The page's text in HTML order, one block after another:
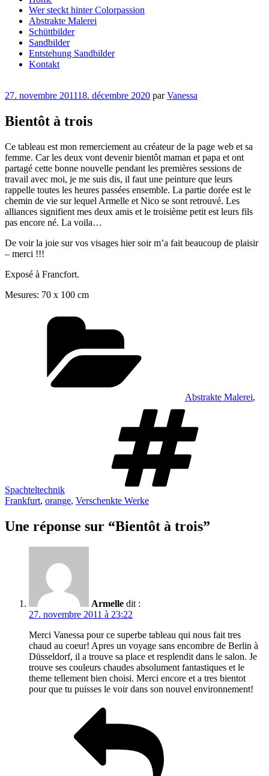
Wer steckt hinter Colorpassion
Abstrakte Malerei
Schüttbilder
Sandbilder
Entstehung Sandbilder
Kontakt
Publié
27. novembre 201118. décembre 2020 parVanessa
Bientôt à trois
Ce tableau est mon remerciement au créateur de la page web et sa
femme. Car les deux vont devenir bientôt maman et papa et ont
partagé cette bonne nouvelle pendant les premières sessions de
travail avec moi, je me suis dis, il faut une peinture que leurs
rappelle toutes les heures passées ensemble. La partie dorée est le
chemin de vie sur lequel Armelle et Nico se sont retrouvé. Les
alliances signifient mes deux amis et le troisième petit est leurs fils
pas encore né. La voila…
De voir la joie sur vos visages hier soir m’a fait beaucoup de plaisir
– merci !!!
Exposé à Francfort.
Mesures: 70 x 100 cm
Abstrakte Malerei,
Spachteltechnik
Frankfurt, orange, Verschenkte Werke
Une réponse sur “Bientôt à trois”
Armelle dit :
27. novembre 2011 à 23:22
Merci Vanessa pour ce superbe tableau qui nous fait tres
chaud au coeur! Apres un voyage sans encombre de Berlin à
Düsseldorf, il a trouve sa place et resplendit dans le salon. Je
trouve ses couleurs chaudes absolument fantastiques et le
theme tellement bien choisi. Merci encore et a tres bientot
pour que tu puisses le voir dans son nouvel environnement!